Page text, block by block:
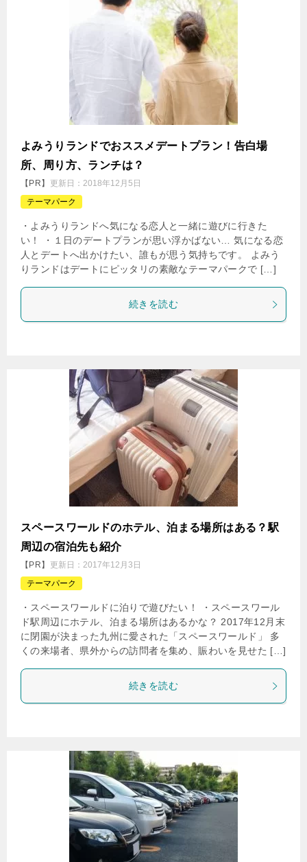
よみうりランドでおススメデートプラン！告白場
所、周り方、ランチは？
【PR】 更新日： 2018年12月5日
テーマパーク
・よみうりランドへ気になる恋人と一緒に遊びに行きた
い！ ・１日のデートプランが思い浮かばない… 気になる恋
人とデートへ出かけたい、誰もが思う気持ちです。 よみう
りランドはデートにピッタリの素敵なテーマパークで […]
続きを読む
スペースワールドのホテル、泊まる場所はある？駅
周辺の宿泊先も紹介
【PR】 更新日： 2017年12月3日
テーマパーク
・スペースワールドに泊りで遊びたい！ ・スペースワール
ド駅周辺にホテル、泊まる場所はあるかな？ 2017年12月末
に閉園が決まった九州に愛された「スペースワールド」 多
くの来場者、県外からの訪問者を集め、賑わいを見せた […]
続きを読む